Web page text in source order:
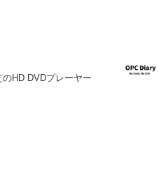
のHD DVDプレーヤー